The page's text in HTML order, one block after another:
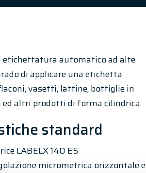
etichettatura automatico ad alte
di applicare una etichetta
vasetti, lattine, bottiglie in
ed altri prodotti di forma cilindrica.
standard
LABELX 140 ES
micrometrica orizzontale e